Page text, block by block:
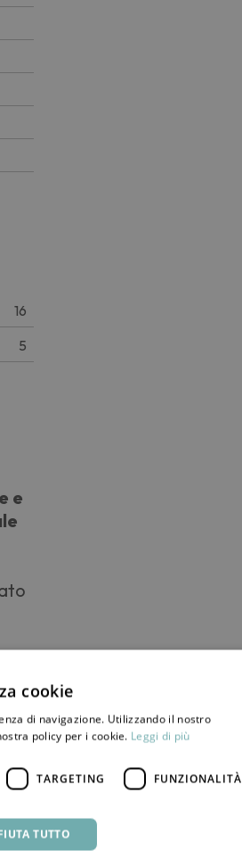
16
5
e
cookie
di navigazione. Utilizzando il nostro
policy per i cookie. Leggi di più
TARGETING FUNZIONALITÀ
TUTTO